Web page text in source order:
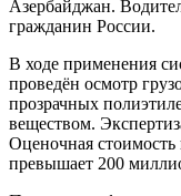
Азербайджан.
гражданин России.
В ходе применения
проведён осмотр
прозрачных
веществом.
Оценочная
превышает 200